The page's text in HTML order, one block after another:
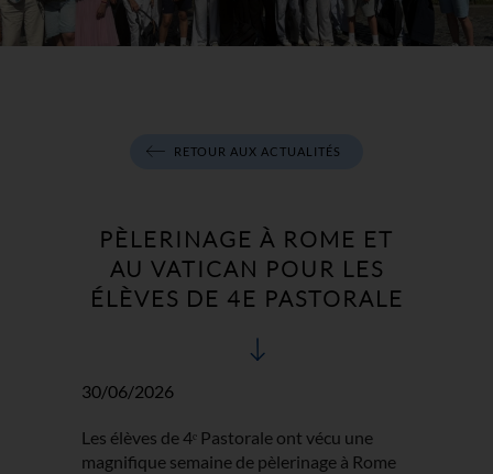
RETOUR AUX ACTUALITÉS
PÈLERINAGE À ROME ET
AU VATICAN POUR LES
ÉLÈVES DE 4E PASTORALE
30/06/2026
Les élèves de 4ᵉ Pastorale ont vécu une
magnifique semaine de pèlerinage à Rome